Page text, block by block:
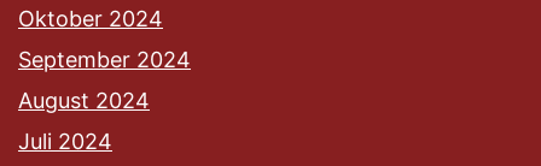
Oktober 2024
September 2024
August 2024
Juli 2024